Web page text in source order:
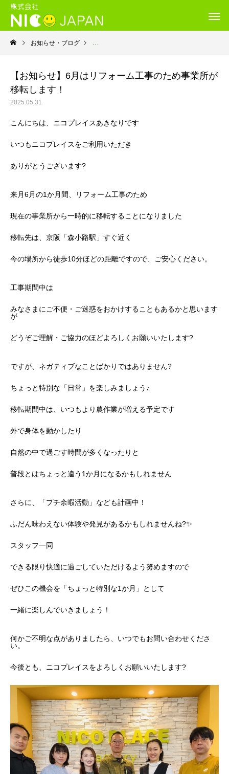
お知らせ・ブログ 就労継続支援Ｂ型・ニコプレイス
【お知らせ】6月はリフォーム工事のため事業所が
移転します！
2025.05.31
こんにちは、ニコプレイスあきなりです
いつもニコプレイスをご利用いただき
ありがとうございます?
来月6月の1か月間、リフォーム工事のため
現在の事業所から一時的に移転することになりました
移転先は、京阪「森小路駅」すぐ近く
今の場所から徒歩10分ほどの距離ですので、ご安心ください。
工事期間中は
みなさまにご不便・ご迷惑をおかけすることもあるかと思います
が
どうぞご理解・ご協力のほどよろしくお願いいたします?
ですが、ネガティブなことばかりではありません?
ちょっと特別な「日常」を楽しみましょう♪
移転期間中は、いつもより農作業が増える予定です
外で身体を動かしたり
自然の中で過ごす時間が多くなったりと
普段とはちょっと違う1か月になるかもしれません
さらに、「プチ余暇活動」なども計画中！
ふだん味わえない体験や発見があるかもしれませんね?✨
スタッフ一同
できる限り快適に過ごしていただけるよう努めますので
ぜひこの機会を「ちょっと特別な1か月」として
一緒に楽しんでいきましょう！
何かご不明な点がありましたら、いつでもお問い合わせくださ
い。
今後とも、ニコプレイスをよろしくお願いいたします?